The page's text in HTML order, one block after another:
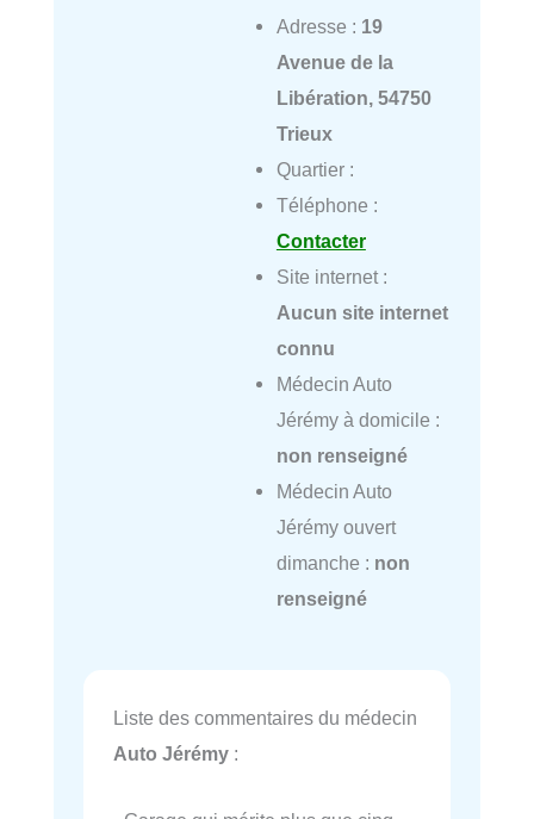
Adresse : 19
Avenue de la
Libération, 54750
Trieux
Quartier :
Téléphone :
Contacter
Site internet :
Aucun site internet
connu
Médecin Auto
Jérémy à domicile :
non renseigné
Médecin Auto
Jérémy ouvert
dimanche : non
renseigné
Liste des commentaires du médecin
Auto Jérémy :